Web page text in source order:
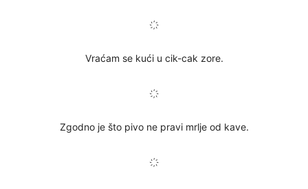
҉
Vraćam se kući u cik-cak zore.
҉
Zgodno je što pivo ne pravi mrlje od kave.
҉